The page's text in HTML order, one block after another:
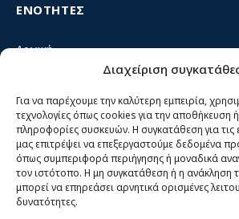
Διαχείριση
Για να παρέχουμε την καλύτερη εμπειρία,
τεχνολογίες όπως cookies για την αποθήκευση
πληροφορίες συσκευών. Η συγκατάθεση για τις
μας επιτρέψει να επεξεργαστούμε δεδομένα
όπως συμπεριφορά περιήγησης ή μοναδικά
τον ιστότοπο. Η μη συγκατάθεση ή η ανάκληση
μπορεί να επηρεάσει αρνητικά ορισμένες
δυνατότητες.
ΕΝΟΤΗΤΕΣ
Αρχική
Κίνημα ΝΙΚΗ – Ποιοι είμαστε, αρχές &
Θέσεις
Πρόσωπα
Όργανα και ομάδες
Βίντεο
Δελτία Τύπου